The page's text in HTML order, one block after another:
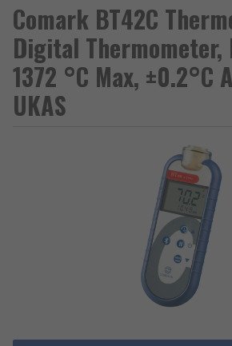
Comark BT42C
Digital Thermometer,
1372 °C Max, ±0.2°C
UKAS